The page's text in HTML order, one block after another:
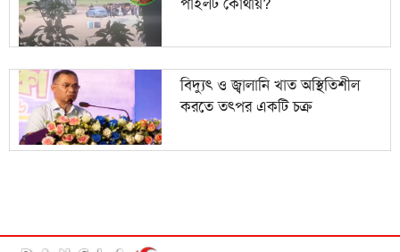
বিদ্যুৎ ও জ্বালানি খাত অস্থিতিশীল
করতে তৎপর একটি চক্র